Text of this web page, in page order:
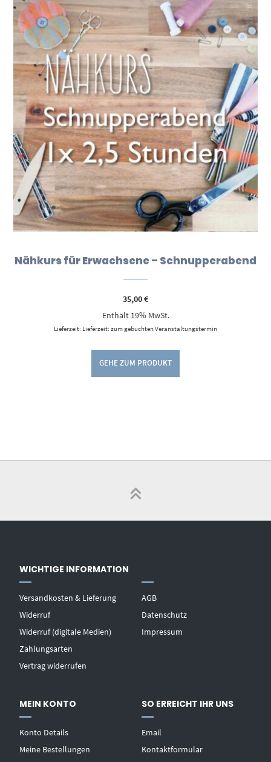
Nähkurs für Erwachsene – Schnupperabend
35,00€
Enthält 19% MwSt.
Lieferzeit: Lieferzeit: zum gebuchten Veranstaltungstermin
GEHE ZUM PRODUKT
WICHTIGE INFORMATION
Versandkosten & Lieferung
Widerruf
Widerruf (digitale Medien)
Zahlungsarten
Vertrag widerrufen
AGB
Datenschutz
Impressum
MEIN KONTO
Konto Details
Meine Bestellungen
SO ERREICHT IHR UNS
Email
Kontaktformular